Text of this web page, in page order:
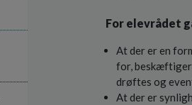
For elevrådet
At der er en
for, beskæftiger
drøftes og
At der er